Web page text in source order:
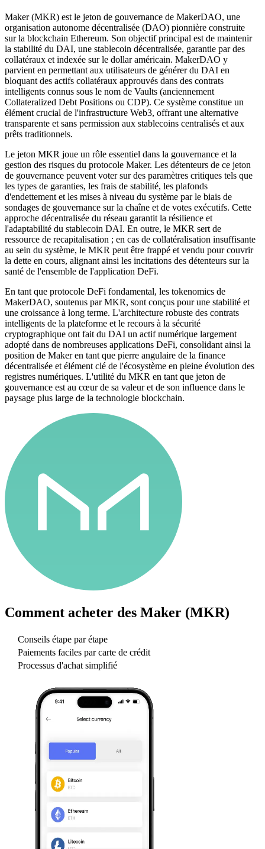
Maker (MKR) est le jeton de gouvernance de MakerDAO, une
organisation autonome décentralisée (DAO) pionnière construite
sur la blockchain Ethereum. Son objectif principal est de maintenir
la stabilité du DAI, une stablecoin décentralisée, garantie par des
collatéraux et indexée sur le dollar américain. MakerDAO y
parvient en permettant aux utilisateurs de générer du DAI en
bloquant des actifs collatéraux approuvés dans des contrats
intelligents connus sous le nom de Vaults (anciennement
Collateralized Debt Positions ou CDP). Ce système constitue un
élément crucial de l'infrastructure Web3, offrant une alternative
transparente et sans permission aux stablecoins centralisés et aux
prêts traditionnels.
Le jeton MKR joue un rôle essentiel dans la gouvernance et la
gestion des risques du protocole Maker. Les détenteurs de ce jeton
de gouvernance peuvent voter sur des paramètres critiques tels que
les types de garanties, les frais de stabilité, les plafonds
d'endettement et les mises à niveau du système par le biais de
sondages de gouvernance sur la chaîne et de votes exécutifs. Cette
approche décentralisée du réseau garantit la résilience et
l'adaptabilité du stablecoin DAI. En outre, le MKR sert de
ressource de recapitalisation ; en cas de collatéralisation insuffisante
au sein du système, le MKR peut être frappé et vendu pour couvrir
la dette en cours, alignant ainsi les incitations des détenteurs sur la
santé de l'ensemble de l'application DeFi.
En tant que protocole DeFi fondamental, les tokenomics de
MakerDAO, soutenus par MKR, sont conçus pour une stabilité et
une croissance à long terme. L'architecture robuste des contrats
intelligents de la plateforme et le recours à la sécurité
cryptographique ont fait du DAI un actif numérique largement
adopté dans de nombreuses applications DeFi, consolidant ainsi la
position de Maker en tant que pierre angulaire de la finance
décentralisée et élément clé de l'écosystème en pleine évolution des
registres numériques. L'utilité du MKR en tant que jeton de
gouvernance est au cœur de sa valeur et de son influence dans le
paysage plus large de la technologie blockchain.
Comment acheter des Maker (MKR)
Conseils étape par étape
Paiements faciles par carte de crédit
Processus d'achat simplifié